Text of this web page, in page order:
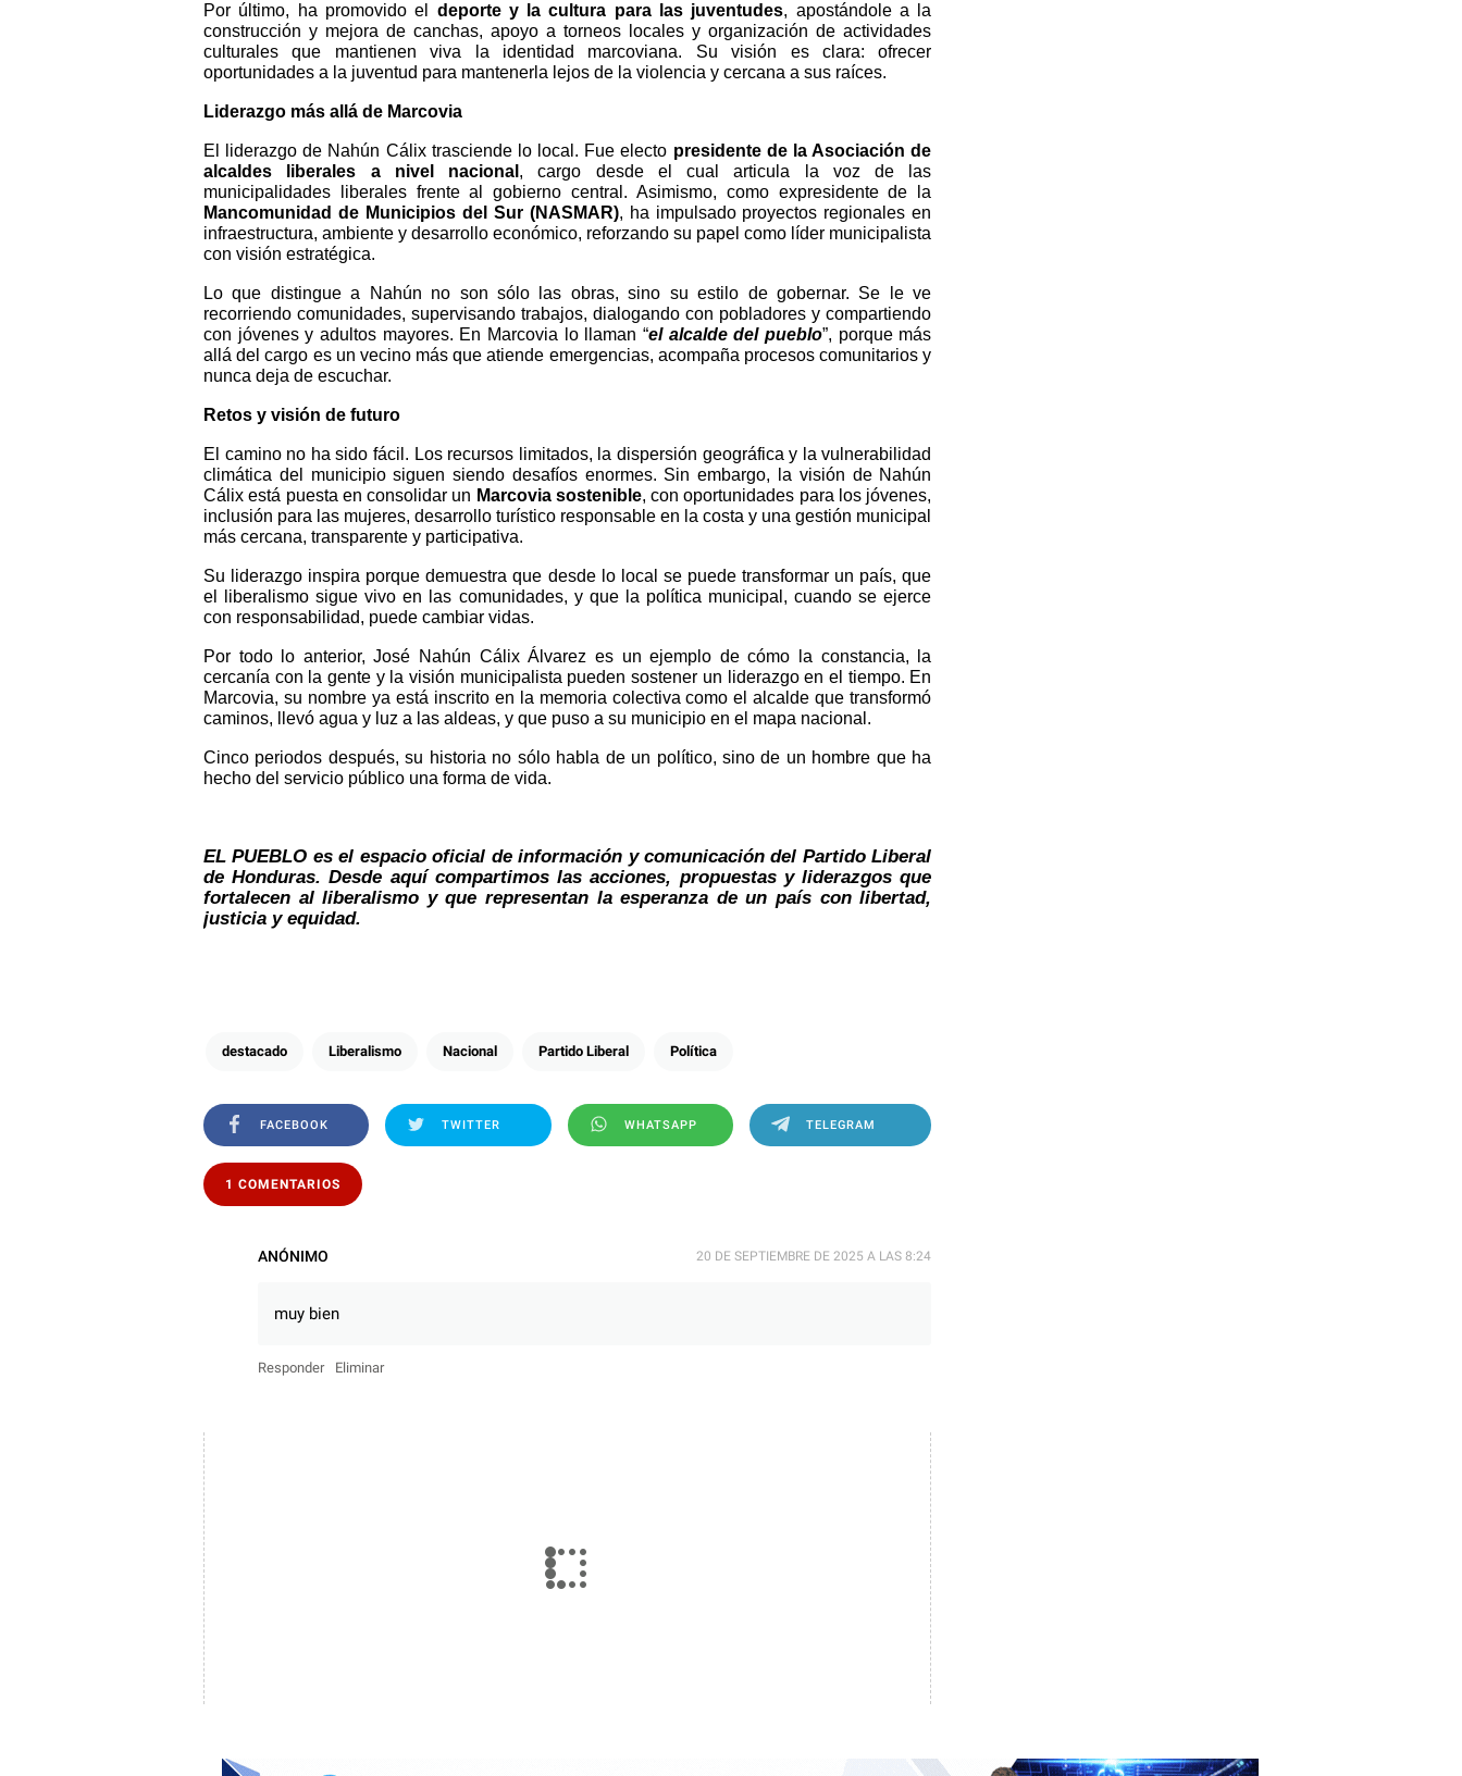
Por último, ha promovido el deporte y la cultura para las juventudes, apostándole a la
construcción y mejora de canchas, apoyo a torneos locales y organización de actividades
culturales que mantienen viva la identidad marcoviana. Su visión es clara: ofrecer
oportunidades a la juventud para mantenerla lejos de la violencia y cercana a sus raíces.
Liderazgo más allá de Marcovia
El liderazgo de Nahún Cálix trasciende lo local. Fue electo presidente de la Asociación de
alcaldes liberales a nivel nacional , cargo desde el cual articula la voz de las
municipalidades liberales frente al gobierno central. Asimismo, como expresidente de la
Mancomunidad de Municipios del Sur (NASMAR), ha impulsado proyectos regionales en
infraestructura, ambiente y desarrollo económico, reforzando su papel como líder municipalista
con visión estratégica.
Lo que distingue a Nahún no son sólo las obras, sino su estilo de gobernar. Se le ve
recorriendo comunidades, supervisando trabajos, dialogando con pobladores y compartiendo
con jóvenes y adultos mayores. En Marcovia lo llaman “el alcalde del pueblo”, porque más
allá del cargo es un vecino más que atiende emergencias, acompaña procesos comunitarios y
nunca deja de escuchar.
Retos y visión de futuro
El camino no ha sido fácil. Los recursos limitados, la dispersión geográfica y la vulnerabilidad
climática del municipio siguen siendo desafíos enormes. Sin embargo, la visión de Nahún
Cálix está puesta en consolidar un Marcovia sostenible, con oportunidades para los jóvenes,
inclusión para las mujeres, desarrollo turístico responsable en la costa y una gestión municipal
más cercana, transparente y participativa.
Su liderazgo inspira porque demuestra que desde lo local se puede transformar un país, que
el liberalismo sigue vivo en las comunidades, y que la política municipal, cuando se ejerce
con responsabilidad, puede cambiar vidas.
Por todo lo anterior, José Nahún Cálix Álvarez es un ejemplo de cómo la constancia, la
cercanía con la gente y la visión municipalista pueden sostener un liderazgo en el tiempo. En
Marcovia, su nombre ya está inscrito en la memoria colectiva como el alcalde que transformó
caminos, llevó agua y luz a las aldeas, y que puso a su municipio en el mapa nacional.
Cinco periodos después, su historia no sólo habla de un político, sino de un hombre que ha
hecho del servicio público una forma de vida.
EL PUEBLO es el espacio oficial de información y comunicación del Partido Liberal
de Honduras. Desde aquí compartimos las acciones, propuestas y liderazgos que
fortalecen al liberalismo y que representan la esperanza de un país con libertad,
justicia y equidad.
destacado Liberalismo Nacional Partido Liberal Política
FACEBOOK TWITTER WHATSAPP TELEGRAM
1 COMENTARIOS
ANÓNIMO 20 DE SEPTIEMBRE DE 2025 A LAS 8:24
muy bien
Responder Eliminar